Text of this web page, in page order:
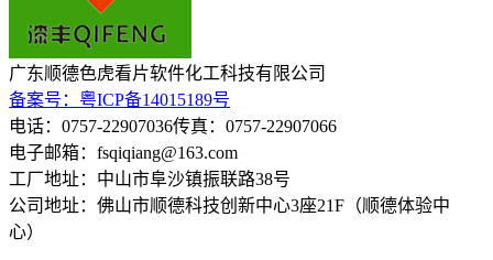
广东顺德色虎看片软件化工科技有限公司
备案号：粤ICP备14015189号
电话：0757-22907036传真：0757-22907066
电子邮箱：fsqiqiang@163.com
工厂地址：中山市阜沙镇振联路38号
公司地址：佛山市顺德科技创新中心3座21F（顺德体验中
心）